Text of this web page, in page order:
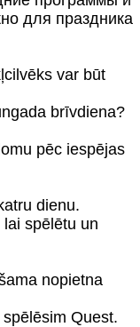
для праздника
var būt
brīvdiena?
pēc iespējas
dienu.
spēlētu un
nopietna
Quest.